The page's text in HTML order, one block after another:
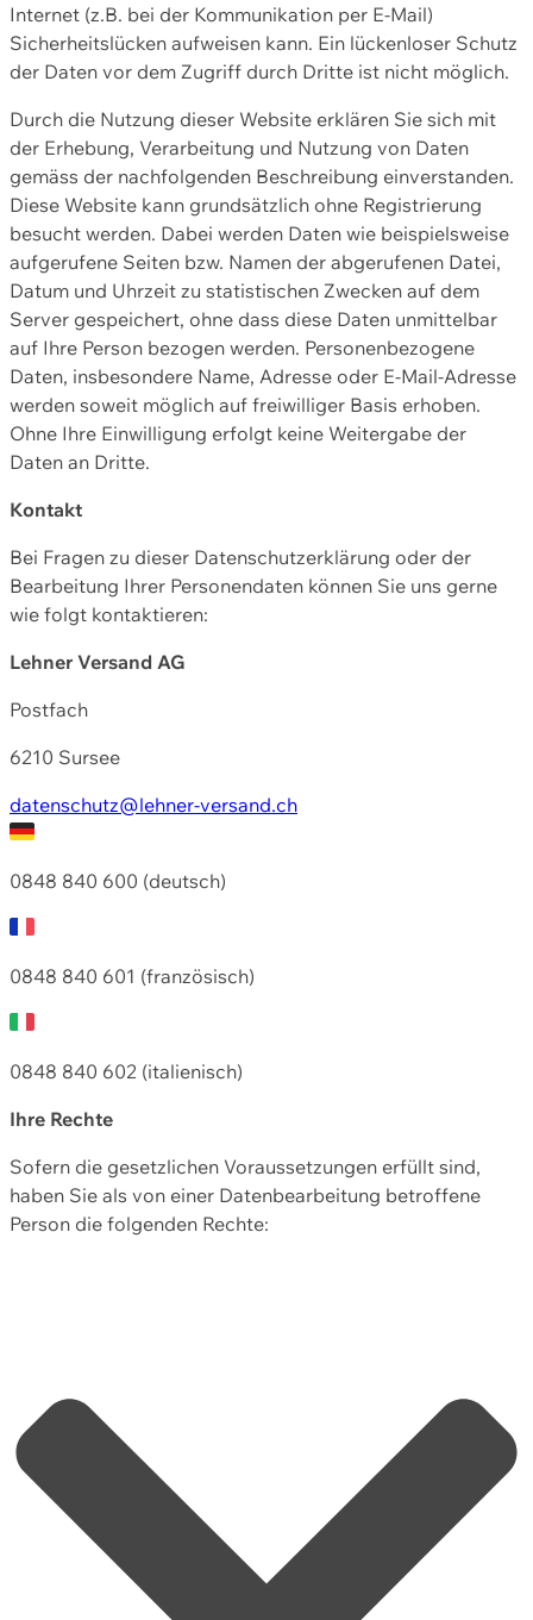
Internet (z.B. bei der Kommunikation per E-Mail)
Sicherheitslücken aufweisen kann. Ein lückenloser Schutz
der Daten vor dem Zugriff durch Dritte ist nicht möglich.
Durch die Nutzung dieser Website erklären Sie sich mit
der Erhebung, Verarbeitung und Nutzung von Daten
gemäss der nachfolgenden Beschreibung einverstanden.
Diese Website kann grundsätzlich ohne Registrierung
besucht werden. Dabei werden Daten wie beispielsweise
aufgerufene Seiten bzw. Namen der abgerufenen Datei,
Datum und Uhrzeit zu statistischen Zwecken auf dem
Server gespeichert, ohne dass diese Daten unmittelbar
auf Ihre Person bezogen werden. Personenbezogene
Daten, insbesondere Name, Adresse oder E-Mail-Adresse
werden soweit möglich auf freiwilliger Basis erhoben.
Ohne Ihre Einwilligung erfolgt keine Weitergabe der
Daten an Dritte.
Kontakt
Bei Fragen zu dieser Datenschutzerklärung oder der
Bearbeitung Ihrer Personendaten können Sie uns gerne
wie folgt kontaktieren:
Lehner Versand AG
Postfach
6210 Sursee
datenschutz@lehner-versand.ch
0848 840 600 (deutsch)
0848 840 601 (französisch)
0848 840 602 (italienisch)
Ihre Rechte
Sofern die gesetzlichen Voraussetzungen erfüllt sind,
haben Sie als von einer Datenbearbeitung betroffene
Person die folgenden Rechte: